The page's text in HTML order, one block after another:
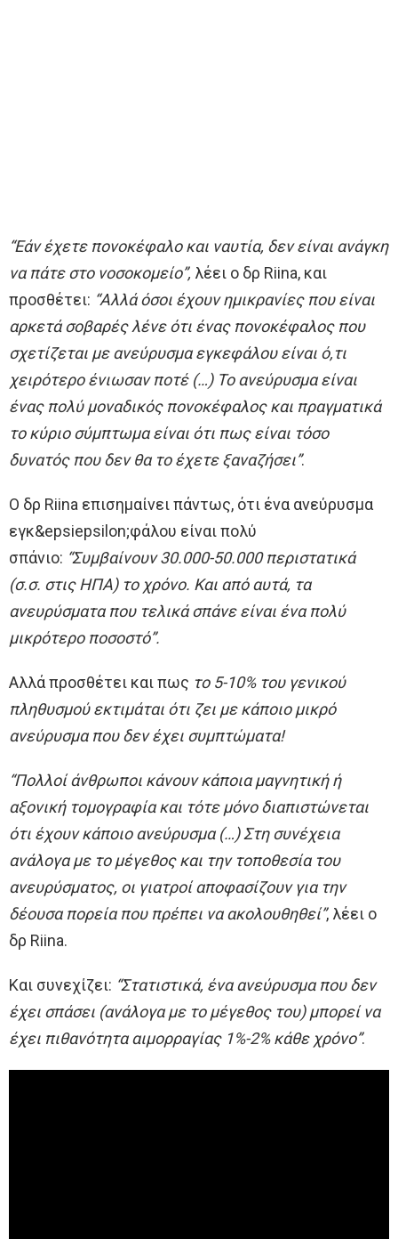
“Εάν έχετε πονοκέφαλο και ναυτία, δεν είναι ανάγκη
να πάτε στο νοσοκομείο”, λέει ο δρ Riina, και
προσθέτει: “Αλλά όσοι έχουν ημικρανίες που είναι
αρκετά σοβαρές λένε ότι ένας πονοκέφαλος που
σχετίζεται με ανεύρυσμα εγκεφάλου είναι ό,τι
χειρότερο ένιωσαν ποτέ (…) Το ανεύρυσμα είναι
ένας πολύ μοναδικός πονοκέφαλος και πραγματικά
το κύριο σύμπτωμα είναι ότι πως είναι τόσο
δυνατός που δεν θα το έχετε ξαναζήσει”.
Ο δρ Riina επισημαίνει πάντως, ότι ένα ανεύρυσμα
εγκ&epsiepsilon;φάλου είναι πολύ
σπάνιο: “Συμβαίνουν 30.000-50.000 περιστατικά
(σ.σ. στις ΗΠΑ) το χρόνο. Και από αυτά, τα
ανευρύσματα που τελικά σπάνε είναι ένα πολύ
μικρότερο ποσοστό”.
Αλλά προσθέτει και πως το 5-10% του γενικού
πληθυσμού εκτιμάται ότι ζει με κάποιο μικρό
ανεύρυσμα που δεν έχει συμπτώματα!
“Πολλοί άνθρωποι κάνουν κάποια μαγνητική ή
αξονική τομογραφία και τότε μόνο διαπιστώνεται
ότι έχουν κάποιο ανεύρυσμα (…) Στη συνέχεια
ανάλογα με το μέγεθος και την τοποθεσία του
ανευρύσματος, οι γιατροί αποφασίζουν για την
δέουσα πορεία που πρέπει να ακολουθηθεί”, λέει ο
δρ Riina.
Και συνεχίζει: “Στατιστικά, ένα ανεύρυσμα που δεν
έχει σπάσει (ανάλογα με το μέγεθος του) μπορεί να
έχει πιθανότητα αιμορραγίας 1%-2% κάθε χρόνο”.